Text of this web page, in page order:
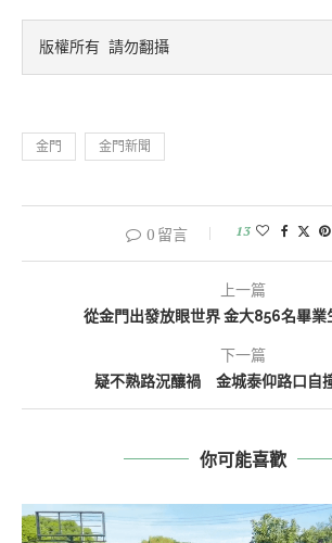
版權所有 請勿翻攝
金門 金門新聞
0 留言 13
上一篇
從金門出發放眼世界 金大856名畢業
下一篇
疑不熟路況釀禍 金城泰仰路口自
你可能喜歡